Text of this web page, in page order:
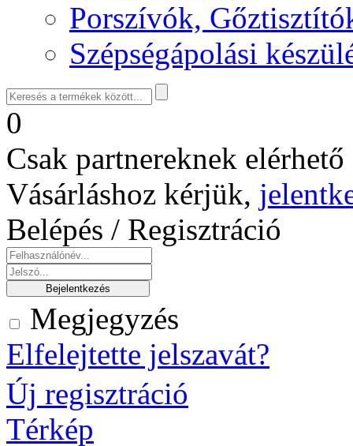
Porszívók,
Szépségápolási
0
Csak partnereknek
Vásárláshoz kérjük,
Belépés / Regisztráció
Megjegyzés
Elfelejtette jelszavát?
Új regisztráció
Térkép